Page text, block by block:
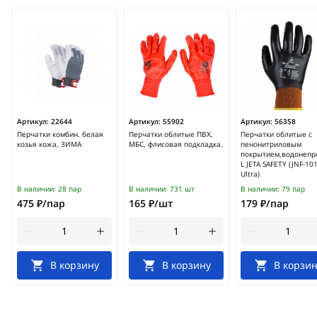
Артикул: 22644
Перчатки комбин. белая
козья кожа, ЗИМА
В наличии: 28 пар
475 ₽/пар
В корзину
Артикул: 55902
Перчатки облитые ПВХ,
МБС, флисовая подкладка.
В наличии: 731 шт
165 ₽/шт
В корзину
Артикул: 56358
Перчатки облитые с
пенонитриловым
L JETA SAFETY (JNF-101
Ultra)
В наличии: 79 пар
179 ₽/пар
В